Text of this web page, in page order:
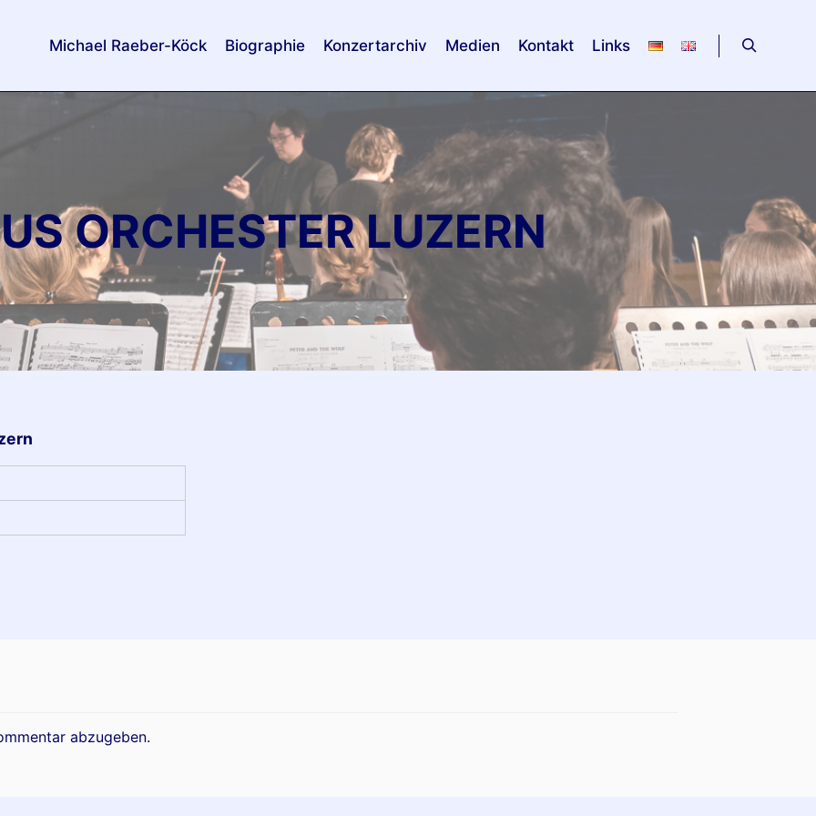
Michael Raeber-Köck Biographie Konzertarchiv Medien Kontakt Links
ORCHESTER LUZERN
abzugeben.